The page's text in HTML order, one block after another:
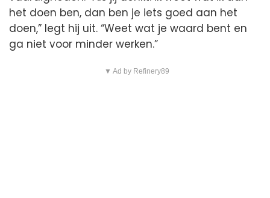
het doen ben, dan ben je iets goed aan het
doen,” legt hij uit. “Weet wat je waard bent en
ga niet voor minder werken.”
▼ Ad by Refinery89